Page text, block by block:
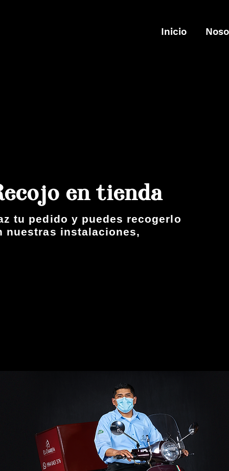
Inicio
en tienda
tu pedido y puedes recogerlo
nuestras instalaciones,